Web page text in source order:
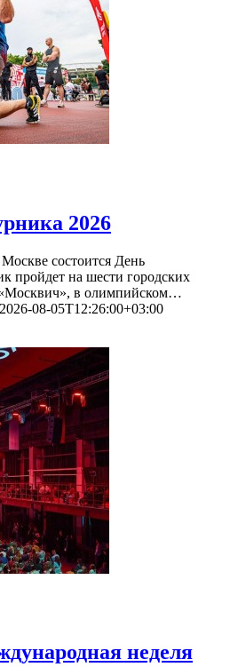
2026
состоится День
пройдет на шести городских
в олимпийском…
2026-08-05T12:26:00+03:00
неделя